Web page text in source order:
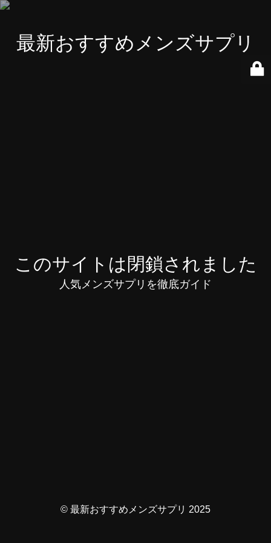
最新おすすめメンズサプリ
このサイトは閉鎖されました
人気メンズサプリを徹底ガイド
© 最新おすすめメンズサプリ 2025